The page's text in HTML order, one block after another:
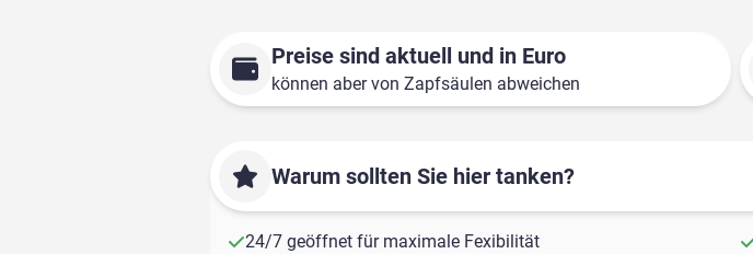
Preise sind aktuell und in Euro
können aber von Zapfsäulen abweichen
Warum sollten Sie hier tanken?
24/7 geöffnet für maximale Fexibilität